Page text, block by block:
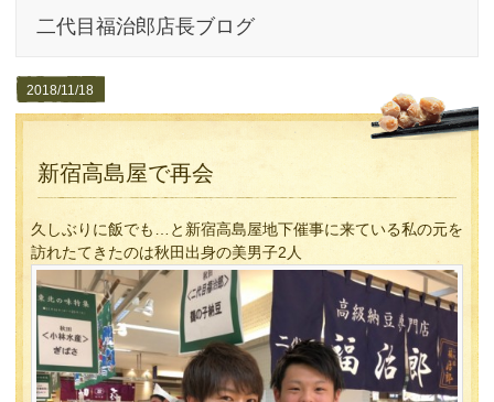
二代目福治郎店長ブログ
2018/11/18
新宿高島屋で再会
久しぶりに飯でも…と新宿高島屋地下催事に来ている私の元を
訪れたてきたのは秋田出身の美男子2人